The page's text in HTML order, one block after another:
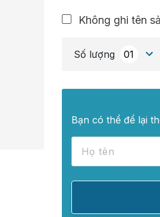
Không ghi tên
Số lượng
Bạn có thể để lại